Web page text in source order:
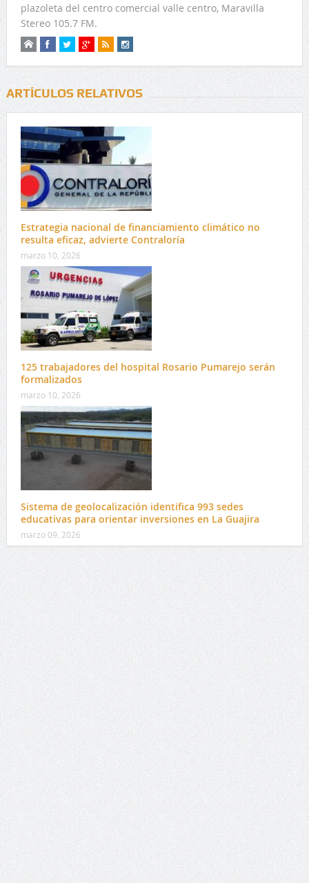
plazoleta del centro comercial valle centro, Maravilla
Stereo 105.7 FM.
ARTÍCULOS RELATIVOS
Estrategia nacional de financiamiento climático no
resulta eficaz, advierte Contraloría
marzo 10, 2026
125 trabajadores del hospital Rosario Pumarejo serán
formalizados
marzo 10, 2026
Sistema de geolocalización identifica 993 sedes
educativas para orientar inversiones en La Guajira
marzo 09, 2026